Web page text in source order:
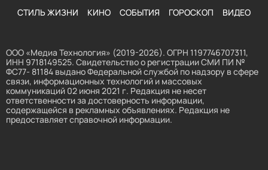
СТИЛЬ ЖИЗНИ КИНО СОБЫТИЯ ГОРОСКОП ВИДЕО
ООО «Медиа Технология» (2019-2026). ОГРН 1197746707311,
ИНН 9718149525. Свидетельство о регистрации СМИ ПИ №
ФС77- 81184 выдано Федеральной службой по надзору в сфере
связи, информационных технологий и массовых
коммуникаций 02 июня 2021 г. Редакция не несет
ответственности за достоверность информации,
содержащейся в рекламных объявлениях. Редакция не
предоставляет справочной информации.